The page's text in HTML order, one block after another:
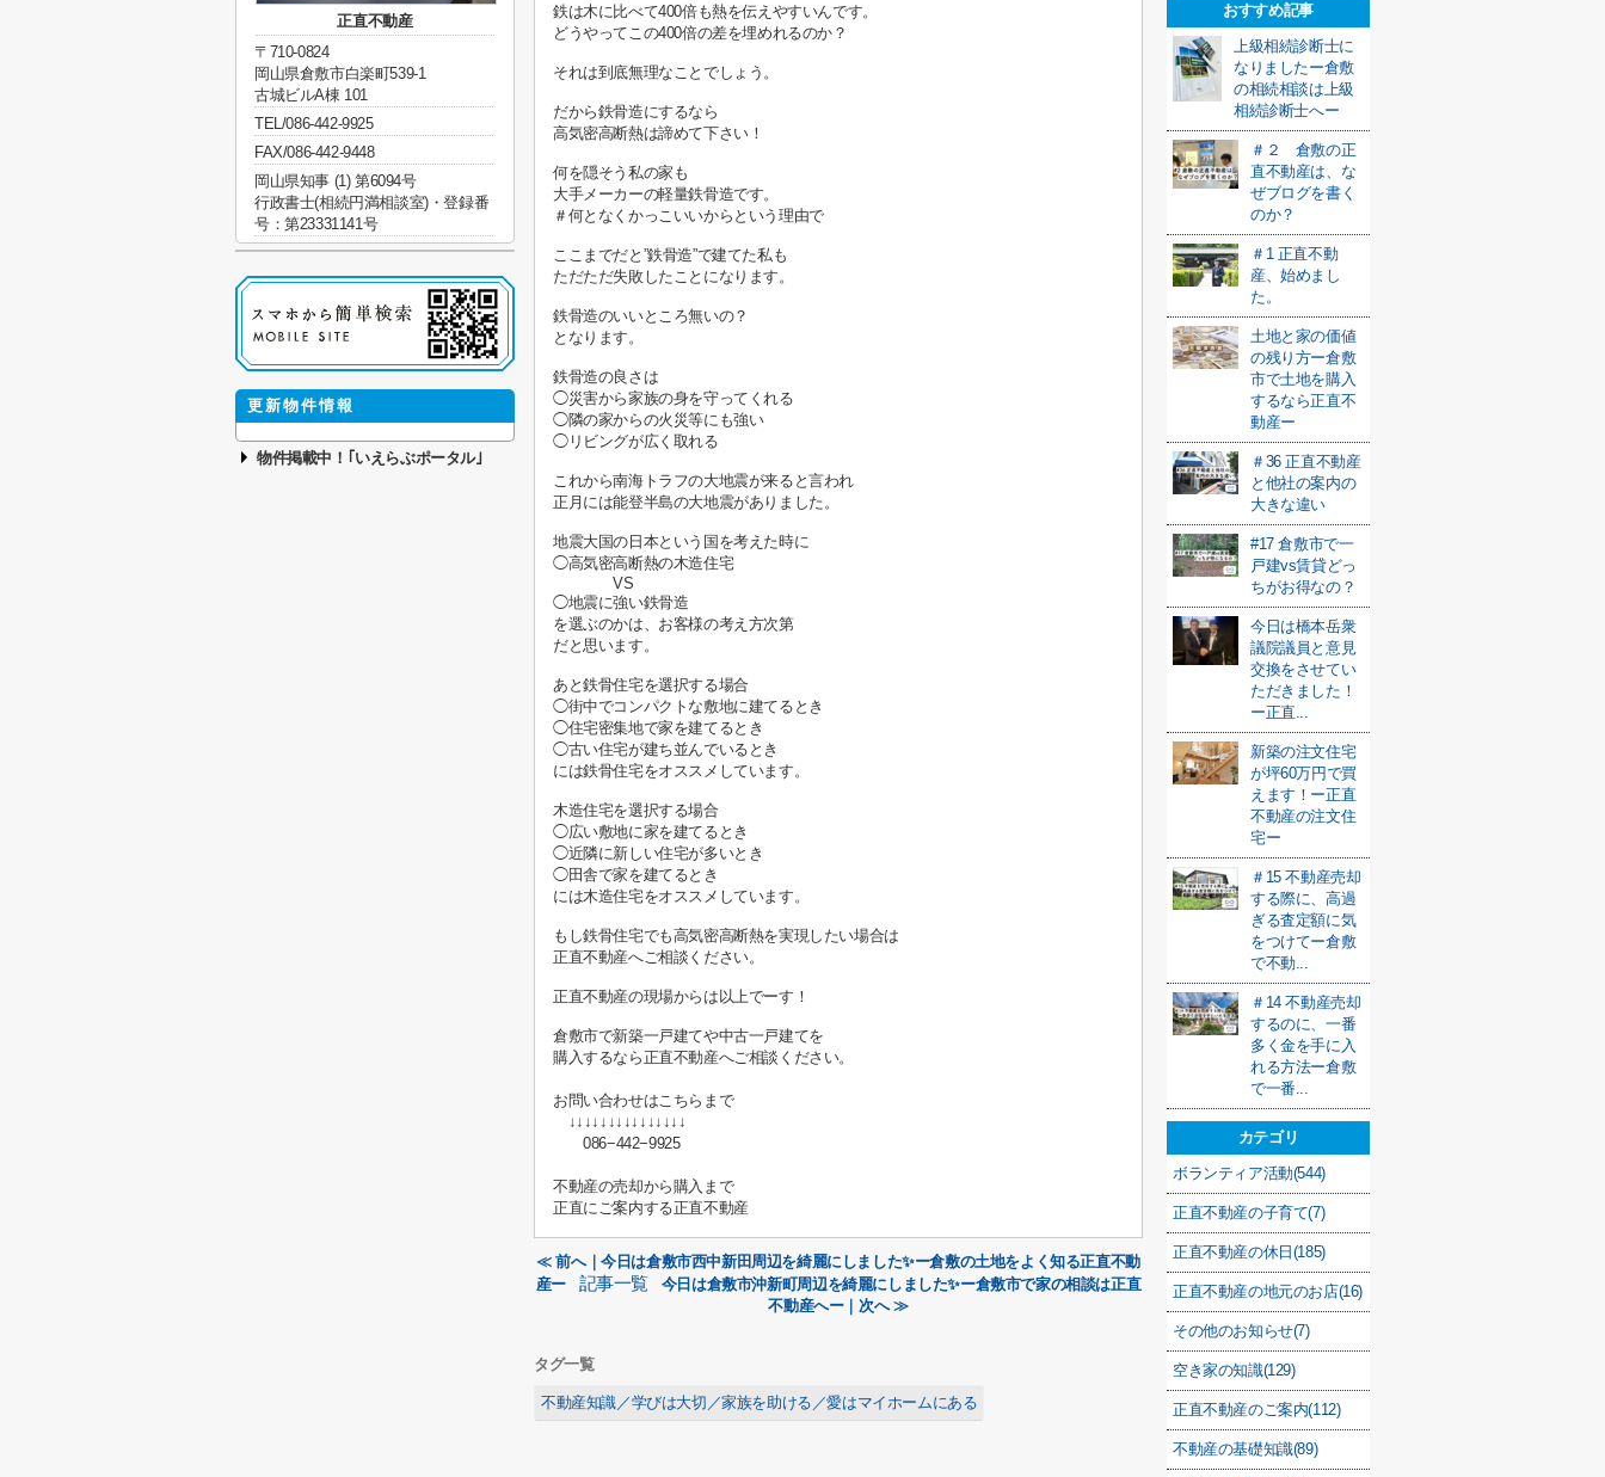
鉄は木に比べて400倍も熱を伝えやすいんです。
どうやってこの400倍の差を埋めれるのか？
それは到底無理なことでしょう。
だから鉄骨造にするなら
高気密高断熱は諦めて下さい！
何を隠そう私の家も
大手メーカーの軽量鉄骨造です。
＃何となくかっこいいからという理由で
ここまでだと”鉄骨造”で建てた私も
ただただ失敗したことになります。
鉄骨造のいいところ無いの？
となります。
鉄骨造の良さは
◯災害から家族の身を守ってくれる
◯隣の家からの火災等にも強い
◯リビングが広く取れる
これから南海トラフの大地震が来ると言われ
正月には能登半島の大地震がありました。
地震大国の日本という国を考えた時に
◯高気密高断熱の木造住宅
VS
◯地震に強い鉄骨造
を選ぶのかは、お客様の考え方次第
だと思います。
あと鉄骨住宅を選択する場合
◯街中でコンパクトな敷地に建てるとき
◯住宅密集地で家を建てるとき
◯古い住宅が建ち並んでいるとき
には鉄骨住宅をオススメしています。
木造住宅を選択する場合
◯広い敷地に家を建てるとき
◯近隣に新しい住宅が多いとき
◯田舎で家を建てるとき
には木造住宅をオススメしています。
もし鉄骨住宅でも高気密高断熱を実現したい場合は
正直不動産へご相談ください。
正直不動産の現場からは以上でーす！
倉敷市で新築一戸建てや中古一戸建てを
購入するなら正直不動産へご相談ください。
お問い合わせはこちらまで
↓↓↓↓↓↓↓↓↓↓↓↓↓↓↓
086−442−9925
不動産の売却から購入まで
正直にご案内する正直不動産
≪ 前へ｜今日は倉敷市西中新田周辺を綺麗にしました✨ー倉敷の土地をよく知る正直不動
産ー
記事一覧
今日は倉敷市沖新町周辺を綺麗にしました✨ー倉敷市で家の相談は正直
不動産へー｜次へ ≫
タグ一覧
不動産知識／学びは大切／家族を助ける／愛はマイホームにある
おすすめ記事
上級相続診断士に
なりましたー倉敷
の相続相談は上級
相続診断士へー
＃２ 倉敷の正
直不動産は、な
ぜブログを書く
のか？
＃1 正直不動
産、始めまし
た。
土地と家の価値
の残り方ー倉敷
市で土地を購入
するなら正直不
動産ー
＃36 正直不動産
と他社の案内の
大きな違い
#17 倉敷市で一
戸建vs賃貸どっ
ちがお得なの？
今日は橋本岳衆
議院議員と意見
交換をさせてい
ただきました！
ー正直...
新築の注文住宅
が坪60万円で買
えます！ー正直
不動産の注文住
宅ー
＃15 不動産売却
する際に、高過
ぎる査定額に気
をつけてー倉敷
で不動...
＃14 不動産売却
するのに、一番
多く金を手に入
れる方法ー倉敷
で一番...
カテゴリ
ボランティア活動(544)
正直不動産の子育て(7)
正直不動産の休日(185)
正直不動産の地元のお店(16)
その他のお知らせ(7)
空き家の知識(129)
正直不動産のご案内(112)
不動産の基礎知識(89)
正直不動産
〒710-0824
岡山県倉敷市白楽町539-1
古城ビルA棟 101
TEL/086-442-9925
FAX/086-442-9448
岡山県知事 (1) 第6094号
行政書士(相続円満相談室)・登録番
号：第23331141号
更新物件情報
物件掲載中！｢いえらぶポータル｣